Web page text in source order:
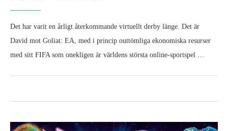
Det har varit en årligt återkommande virtuellt derby länge. Det är
David mot Goliat: EA, med i princip outtömliga ekonomiska resurser
med sitt FIFA som onekligen är världens största online-sportspel …